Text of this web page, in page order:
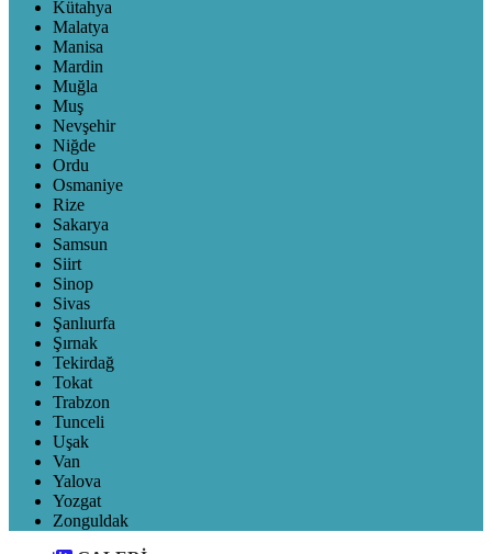
Kütahya
Malatya
Manisa
Mardin
Muğla
Muş
Nevşehir
Niğde
Ordu
Osmaniye
Rize
Sakarya
Samsun
Siirt
Sinop
Sivas
Şanlıurfa
Şırnak
Tekirdağ
Tokat
Trabzon
Tunceli
Uşak
Van
Yalova
Yozgat
Zonguldak